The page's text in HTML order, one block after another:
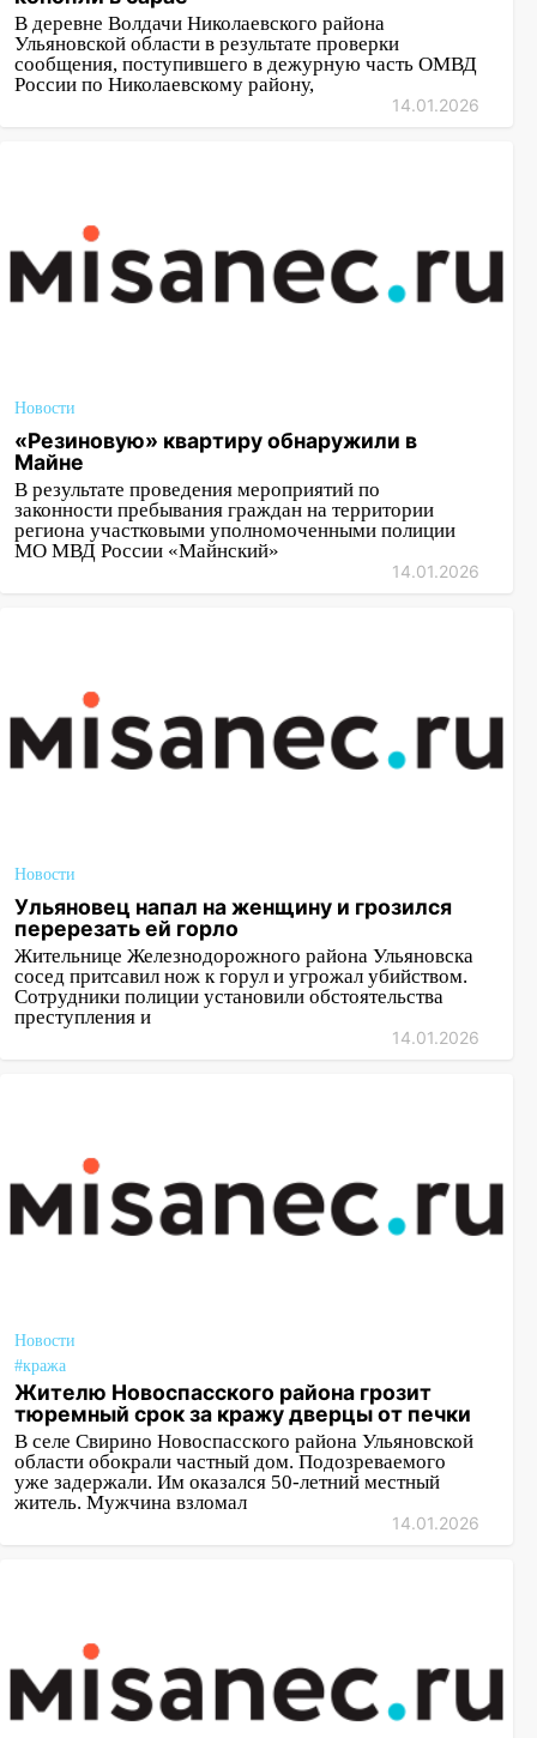
В деревне Волдачи Николаевского района
Ульяновской области в результате проверки
сообщения, поступившего в дежурную часть ОМВД
России по Николаевскому району,
14.01.2026
Новости
«Резиновую» квартиру обнаружили в
Майне
В результате проведения мероприятий по
законности пребывания граждан на территории
региона участковыми уполномоченными полиции
МО МВД России «Майнский»
14.01.2026
Новости
Ульяновец напал на женщину и грозился
перерезать ей горло
Жительнице Железнодорожного района Ульяновска
сосед притсавил нож к горул и угрожал убийством.
Сотрудники полиции установили обстоятельства
преступления и
14.01.2026
Новости
#кража
Жителю Новоспасского района грозит
тюремный срок за кражу дверцы от печки
В селе Свирино Новоспасского района Ульяновской
области обокрали частный дом. Подозреваемого
уже задержали. Им оказался 50-летний местный
житель. Мужчина взломал
14.01.2026